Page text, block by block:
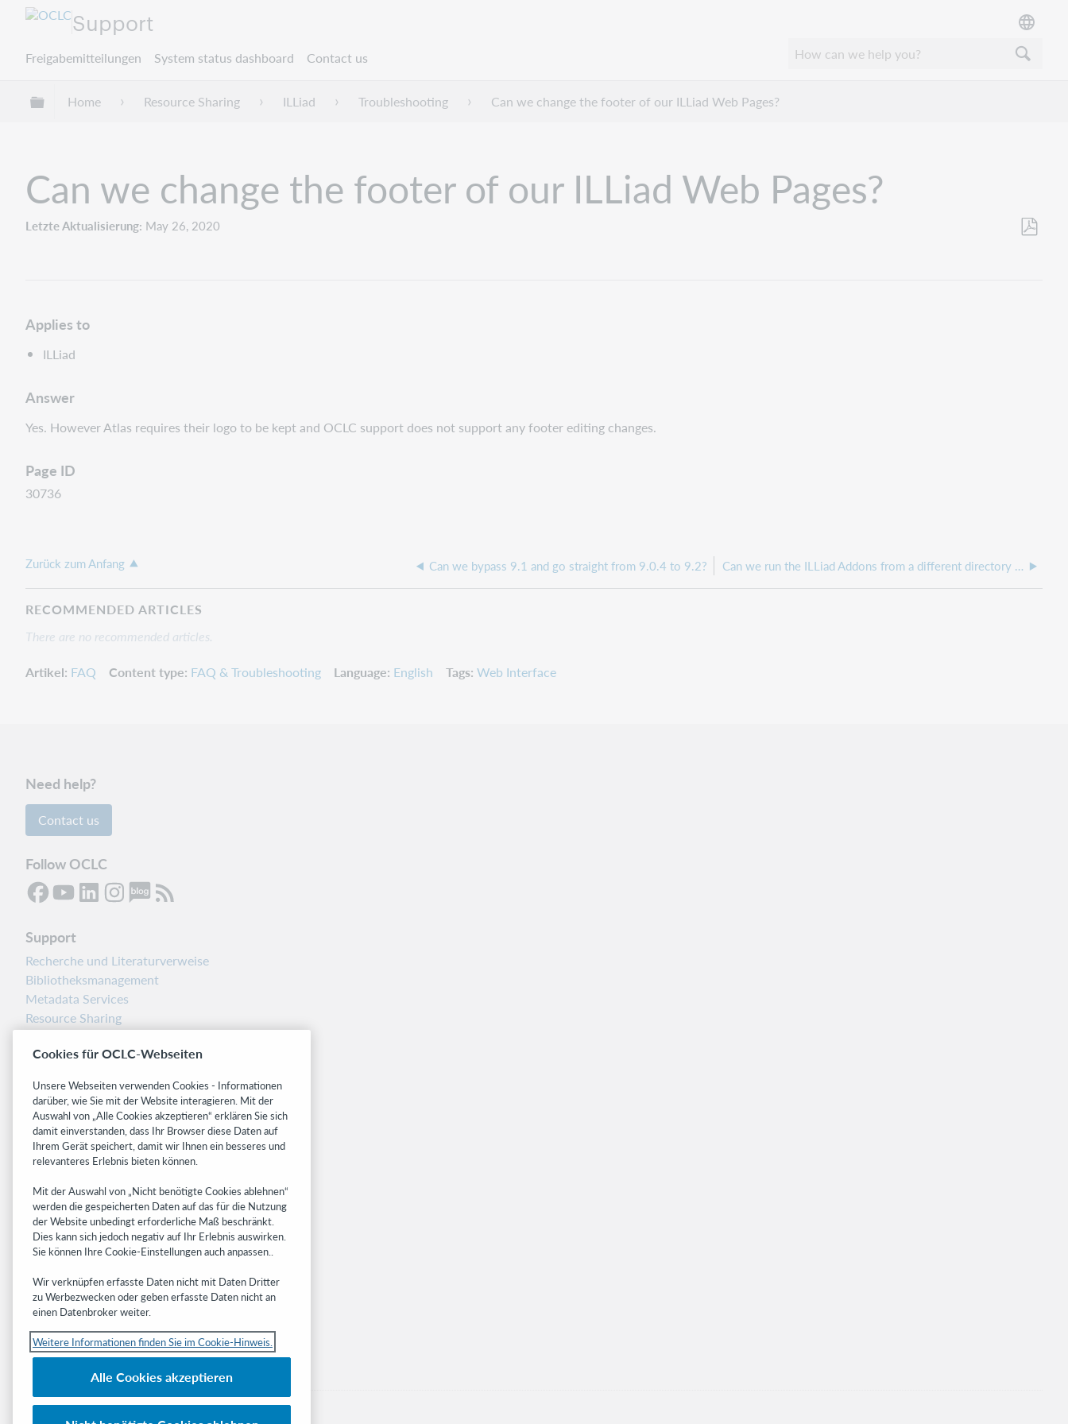
Support
Freigabemitteilungen System status dashboard Contact us
Globale Hierarchie expandieren/verbergen
Home Resource Sharing ILLiad Troubleshooting Can we change the footer of our ILLiad Web Pages?
Can we change the footer of our ILLiad Web Pages?
Letzte Aktualisierung May 26, 2020
Applies to
ILLiad
Answer
Yes. However Atlas requires their logo to be kept and OCLC support does not support any footer editing changes.
Page ID
30736
Zurück zum Anfang Can we bypass 9.1 and go straight from 9.0.4 to 9.2? Can we run the ILLiad Addons from a different directory than within the ILLiad folder?
RECOMMENDED ARTICLES
There are no recommended articles.
Artikel FAQ Content type FAQ & Troubleshooting Language English Tags Web Interface
Need help?
Contact us
Follow OCLC
Support
Recherche und Literaturverweise
Bibliotheksmanagement
Metadata Services
Resource Sharing
Freigabemitteilungen
Related sites
OCLC.org
BibFormats
Research
WebJunction
Developer Network
Get the latest product updates, research,
events, and much more—right to your inbox.
Subscribe now
Cookies für OCLC-Webseiten
Unsere Webseiten verwenden Cookies - Informationen
darüber, wie Sie mit der Website interagieren. Mit der
Auswahl von „Alle Cookies akzeptieren“ erklären Sie sich
damit einverstanden, dass Ihr Browser diese Daten auf
Ihrem Gerät speichert, damit wir Ihnen ein besseres und
relevanteres Erlebnis bieten können.
Mit der Auswahl von „Nicht benötigte Cookies ablehnen“
werden die gespeicherten Daten auf das für die Nutzung
der Website unbedingt erforderliche Maß beschränkt.
Dies kann sich jedoch negativ auf Ihr Erlebnis auswirken.
Sie können Ihre Cookie-Einstellungen auch anpassen..
Wir verknüpfen erfasste Daten nicht mit Daten Dritter
zu Werbezwecken oder geben erfasste Daten nicht an
einen Datenbroker weiter.
Weitere Informationen finden Sie im Cookie-Hinweis.
Alle Cookies akzeptieren